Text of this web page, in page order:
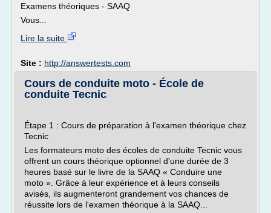
Examens théoriques - SAAQ
Vous...
Lire la suite
Site : http://answertests.com
Cours de conduite moto - École de
conduite Tecnic
Étape 1 : Cours de préparation à l'examen théorique chez
Tecnic
Les formateurs moto des écoles de conduite Tecnic vous
offrent un cours théorique optionnel d'une durée de 3
heures basé sur le livre de la SAAQ « Conduire une
moto ». Grâce à leur expérience et à leurs conseils
avisés, ils augmenteront grandement vos chances de
réussite lors de l'examen théorique à la SAAQ...